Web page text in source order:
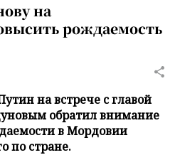
на
рождаемость
на встрече с главой
обратил внимание
в Мордовии
по стране.